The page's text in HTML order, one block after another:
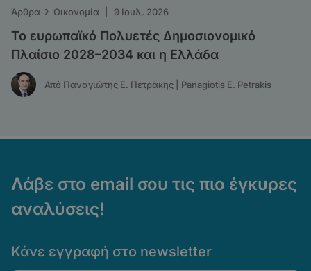
Άρθρα › Οικονομία 9 Ιουλ. 2026
Το ευρωπαϊκό Πολυετές Δημοσιονομικό
Πλαίσιο 2028–2034 και η Ελλάδα
Από Παναγιώτης Ε. Πετράκης | Panagiotis E. Petrakis
Λάβε στο email σου τις πιο έγκυρες
αναλύσεις!
Κάνε εγγραφή στο newsletter